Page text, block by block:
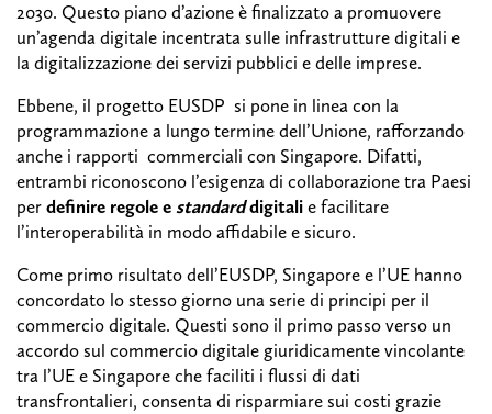
2030. Questo piano d’azione è finalizzato a promuovere
un’agenda digitale incentrata sulle infrastrutture digitali e
la digitalizzazione dei servizi pubblici e delle imprese.
Ebbene, il progetto EUSDP si pone in linea con la
programmazione a lungo termine dell’Unione, rafforzando
anche i rapporti commerciali con Singapore. Difatti,
entrambi riconoscono l’esigenza di collaborazione tra Paesi
per definire regole e standarddigitali e facilitare
l’interoperabilità in modo affidabile e sicuro.
Come primo risultato dell’EUSDP, Singapore e l’UE hanno
concordato lo stesso giorno una serie di principi per il
commercio digitale. Questi sono il primo passo verso un
accordo sul commercio digitale giuridicamente vincolante
tra l’UE e Singapore che faciliti i flussi di dati
transfrontalieri, consenta di risparmiare sui costi grazie